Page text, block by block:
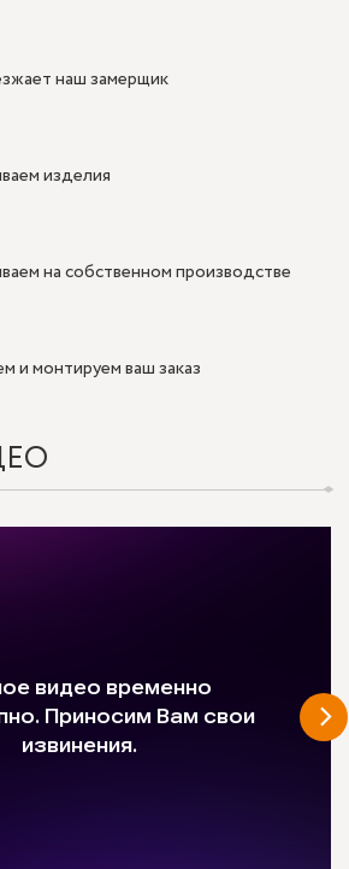
наш замерщик
изделия
на собственном производстве
и монтируем ваш заказ